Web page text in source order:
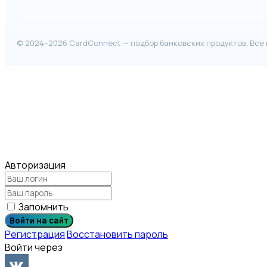
© 2024–2026 CardConnect — подбор банковских продуктов.
Авторизация
Запомнить
Войти на сайт
РегистрацияВосстановить пароль
Войти через